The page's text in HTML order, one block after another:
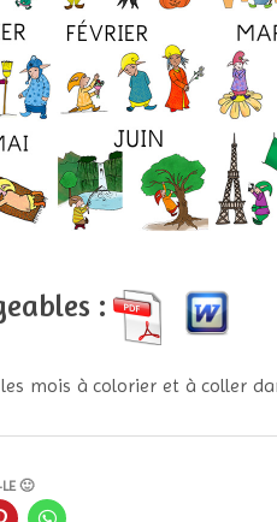
:
mois à colorier et à coller
LE 🙂